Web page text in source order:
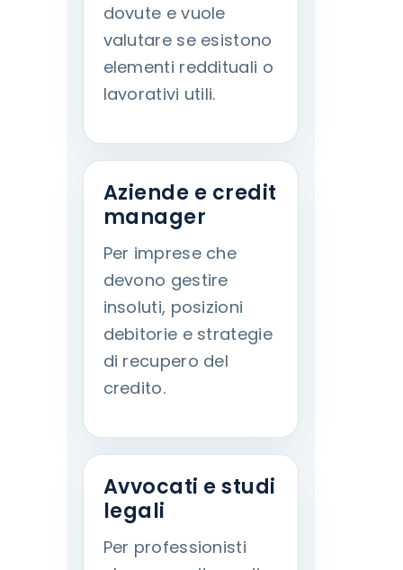
dovute e vuole
valutare se esistono
elementi reddituali o
lavorativi utili.
Aziende e credit
manager
Per imprese che
devono gestire
insoluti, posizioni
debitorie e strategie
di recupero del
credito.
Avvocati e studi
legali
Per professionisti